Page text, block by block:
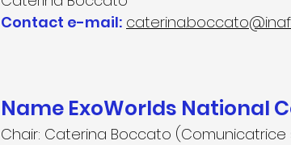
Contact e-mail:
Name ExoWorlds National
Chair: Caterina Boccato (Comunicatrice